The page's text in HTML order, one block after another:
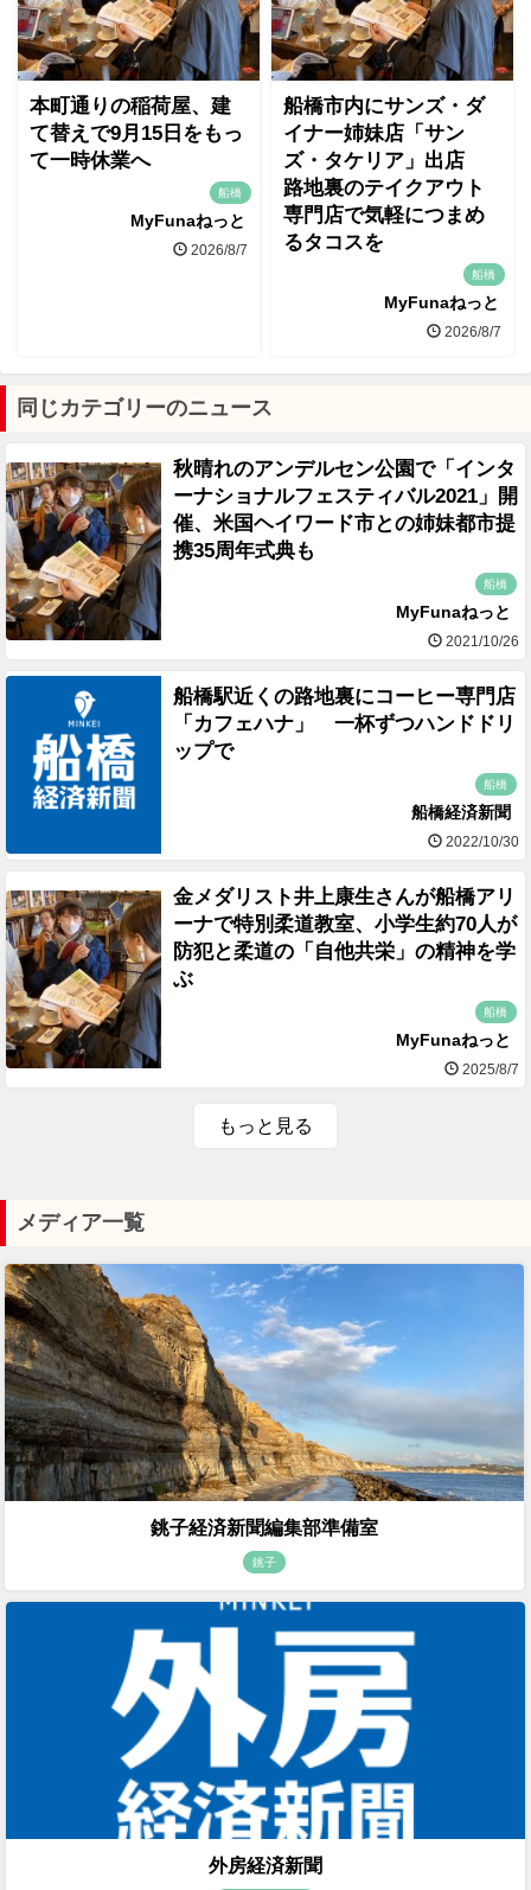
本町通りの稲荷屋、建
て替えで9月15日をもっ
て一時休業へ
船橋
MyFunaねっと
2026/8/7
船橋市内にサンズ・ダ
イナー姉妹店「サン
ズ・タケリア」出店
路地裏のテイクアウト
専門店で気軽につまめ
るタコスを
船橋
MyFunaねっと
2026/8/7
同じカテゴリーのニュース
秋晴れのアンデルセン公園で「インタ
ーナショナルフェスティバル2021」開
催、米国ヘイワード市との姉妹都市提
携35周年式典も
船橋
MyFunaねっと
2021/10/26
船橋駅近くの路地裏にコーヒー専門店
「カフェハナ」 一杯ずつハンドドリ
ップで
船橋
船橋経済新聞
2022/10/30
金メダリスト井上康生さんが船橋アリ
ーナで特別柔道教室、小学生約70人が
防犯と柔道の「自他共栄」の精神を学
ぶ
船橋
MyFunaねっと
2025/8/7
もっと見る
メディア一覧
銚子経済新聞編集部準備室
銚子
外房経済新聞